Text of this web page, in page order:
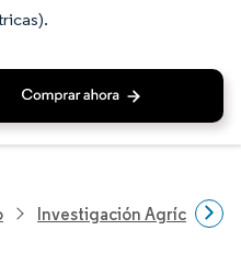
Investigación Agrícola